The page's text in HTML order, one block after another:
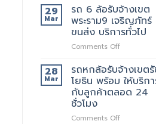
บริการ
จ้าง
คน
ยก
เพิ่ม
6
ล้อ
รับจ้าง
เขต
สาธุประดิษฐ์
เรา
มี
หลาย
ขนาด
เลือก
29
Mar
รถ 6 ล้อรับจ้างเขต
พระราม9 เจริญภัทร์
ขนส่ง บริการทั่วไป
Comments Offon
6
ล้อ
รับจ้าง
เขต
เจ
28
Mar
รถหกล้อรับจ้างเขต
โยธิน พร้อม ให้บริก
กับลูกค้าตลอด 24
ชั่วโมง
Comments Offon